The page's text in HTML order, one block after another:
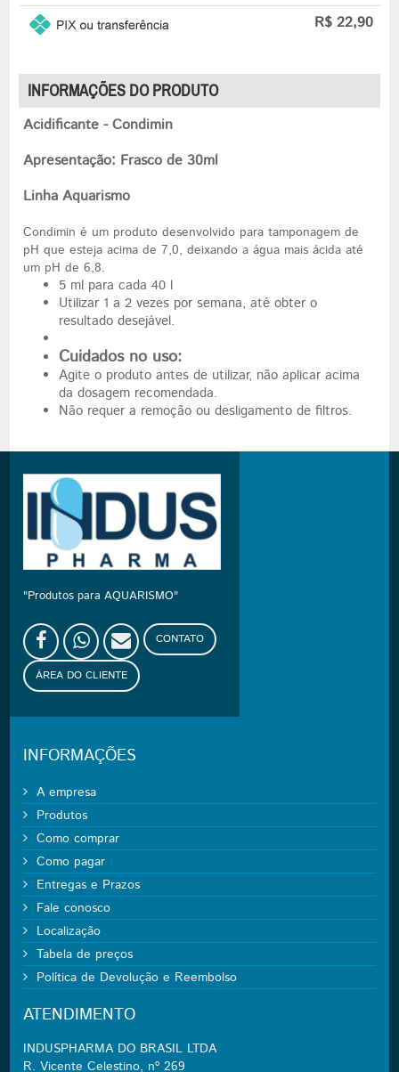
R$ 22,90
INFORMAÇÕES DO PRODUTO
Acidificante - Condimin
Apresentação: Frasco de 30ml
Linha Aquarismo
Condimin é um produto desenvolvido para tamponagem de
pH que esteja acima de 7,0, deixando a água mais ácida até
um pH de 6,8.
5 ml para cada 40 l
Utilizar 1 a 2 vezes por semana, até obter o
resultado desejável.
Cuidados no uso:
Agite o produto antes de utilizar, não aplicar acima
da dosagem recomendada.
Não requer a remoção ou desligamento de filtros.
"Produtos para AQUARISMO"
CONTATO
ÁREA DO CLIENTE
INFORMAÇÕES
A empresa
Produtos
Como comprar
Como pagar
Entregas e Prazos
Fale conosco
Localização
Tabela de preços
Política de Devolução e Reembolso
ATENDIMENTO
INDUSPHARMA DO BRASIL LTDA
R. Vicente Celestino, nº 269